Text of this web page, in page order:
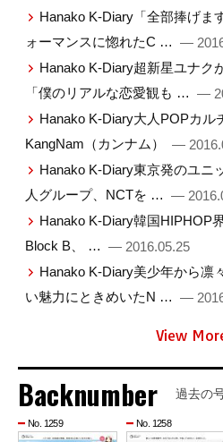
Hanako K-Diary「全部捧げま
ォーマンスに惚れたC … —
Hanako K-Diary超新星ユナク
「僕のリアルな恋愛観も … —
Hanako K-Diary大人POPカ
KangNam（カンナム）
—
Hanako K-Diary東京発のユニ
人グループ、NCTを … —
Hanako K-Diary韓国HIPHOP
Block B、 … — 2016.05.25
Hanako K-Diary美少年から凛
い魅力にときめいたN … —
View
Backnumber 過去の
No. 1259 No. 1258